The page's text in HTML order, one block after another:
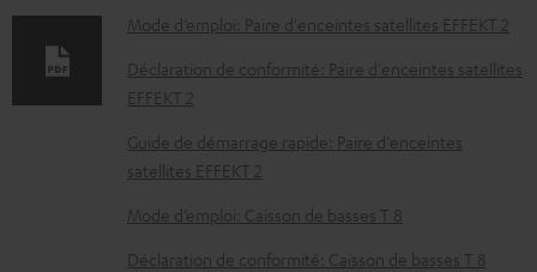
n
t
s
t
é
l
é
Mode d’emploi: Paire d'enceintes satellites EFFEKT 2
Déclaration de conformité: Paire d'enceintes satellites
EFFEKT 2
Guide de démarrage rapide: Paire d'enceintes
satellites EFFEKT 2
Mode d’emploi: Caisson de basses T 8
Déclaration de conformité: Caisson de basses T 8